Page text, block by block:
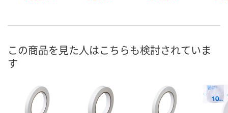
この商品を見た人はこちらも検討されていま
す